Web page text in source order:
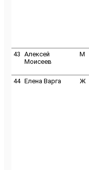
43 Алексей
Моисеев
M
44 Елена Варга Ж